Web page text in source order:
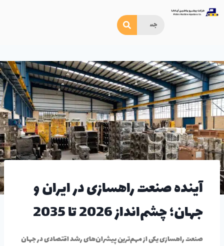
آینده صنعت راهسازی در ایران و
جهان؛ چشم‌انداز 2026 تا 2035
صنعت راهسازی یکی از مهم‌ترین پیشران‌های رشد اقتصادی در جهان